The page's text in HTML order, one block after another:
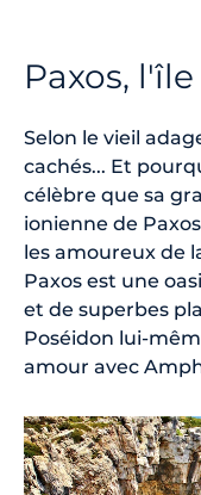
Paxos,
Selon le vieil
cachés... Et
célèbre que sa
ionienne de
les amoureux de
Paxos est une
et de superbes
Poséidon lui-
amour avec